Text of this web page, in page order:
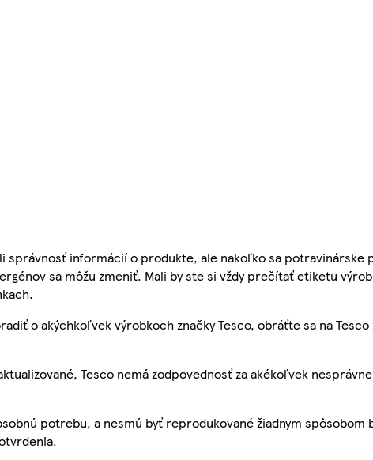
správnosť informácií o produkte, ale nakoľko sa potravinárske
sa môžu zmeniť. Mali by ste si vždy prečítať etiketu
o akýchkoľvek výrobkoch značky Tesco, obráťte sa na
Tesco nemá zodpovednosť za akékoľvek
potrebu, a nesmú byť reprodukované žiadnym spôsobom